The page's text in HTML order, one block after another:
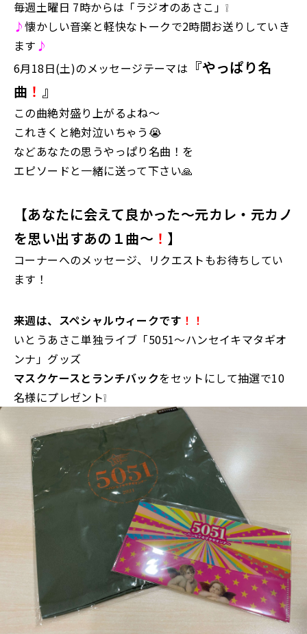
毎週土曜日 7時からは「ラジオのあさこ」❕
♪懐かしい音楽と軽快なトークで2時間お送りしていき
ます ♪
6月18日(土)のメッセージテーマは 『やっぱり名
曲 ！ 』
この曲絶対盛り上がるよね～
これきくと絶対泣いちゃう😭
などあなたの思うやっぱり名曲！を
エピソードと一緒に送って下さい🙏
【あなたに会えて良かった～元カレ・元カノ
を思い出すあの１曲～ ！ 】
コーナーへのメッセージ、リクエストもお待ちしてい
ます！
来週は、スペシャルウィークです ！！
いとうあさこ単独ライブ「5051～ハンセイキマタギオ
ンナ」グッズ
マスクケースとランチバックをセットにして抽選で10
名様にプレゼント❕